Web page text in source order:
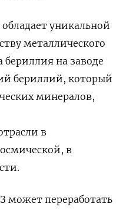
уникальной
металлического
на заводе
бериллий, который
минералов,
в
в
может переработать